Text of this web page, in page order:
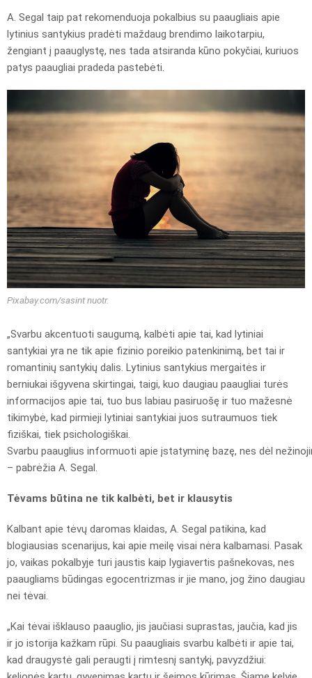
A. Segal taip pat rekomenduoja pokalbius su paaugliais apie
lytinius santykius pradėti maždaug brendimo laikotarpiu,
žengiant į paauglystę, nes tada atsiranda kūno pokyčiai, kuriuos
patys paaugliai pradeda pastebėti.
Pixabay.com/sasint nuotr.
„Svarbu akcentuoti saugumą, kalbėti apie tai, kad lytiniai
santykiai yra ne tik apie fizinio poreikio patenkinimą, bet tai ir
romantinių santykių dalis. Lytinius santykius mergaitės ir
berniukai išgyvena skirtingai, taigi, kuo daugiau paaugliai turės
informacijos apie tai, tuo bus labiau pasiruošę ir tuo mažesnė
tikimybė, kad pirmieji lytiniai santykiai juos sutraumuos tiek
fiziškai, tiek psichologiškai.
Svarbu paauglius informuoti apie įstatyminę bazę, nes dėl
– pabrėžia A. Segal.
Tėvams būtina ne tik kalbėti, bet ir klausytis
Kalbant apie tėvų daromas klaidas, A. Segal patikina, kad
blogiausias scenarijus, kai apie meilę visai nėra kalbamasi. Pasak
jo, vaikas pokalbyje turi jaustis kaip lygiavertis pašnekovas, nes
paaugliams būdingas egocentrizmas ir jie mano, jog žino daugiau
nei tėvai.
„Kai tėvai išklauso paauglio, jis jaučiasi suprastas, jaučia, kad jis
ir jo istorija kažkam rūpi. Su paaugliais svarbu kalbėti ir apie tai,
kad draugystė gali peraugti į rimtesnį santykį, pavyzdžiui: